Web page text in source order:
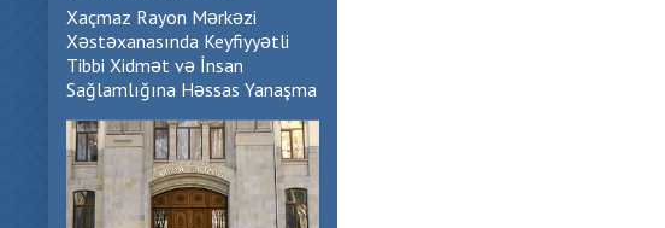
Xaçmaz Rayon Mərkəzi
Xəstəxanasında Keyfiyyətli
Tibbi Xidmət və İnsan
Sağlamlığına Həssas Yanaşma